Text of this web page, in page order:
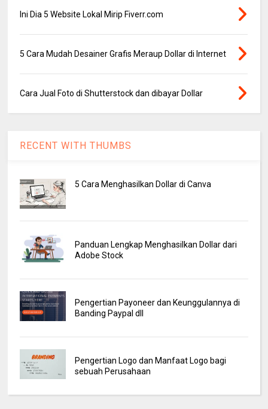
Ini Dia 5 Website Lokal Mirip Fiverr.com
5 Cara Mudah Desainer Grafis Meraup Dollar di Internet
Cara Jual Foto di Shutterstock dan dibayar Dollar
RECENT WITH THUMBS
5 Cara Menghasilkan Dollar di Canva
Panduan Lengkap Menghasilkan Dollar dari
Adobe Stock
Pengertian Payoneer dan Keunggulannya di
Banding Paypal dll
Pengertian Logo dan Manfaat Logo bagi
sebuah Perusahaan